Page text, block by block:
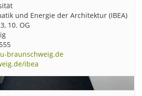
und Energie der Architektur (IBEA)
10. OG
braunschweig.de
ibea